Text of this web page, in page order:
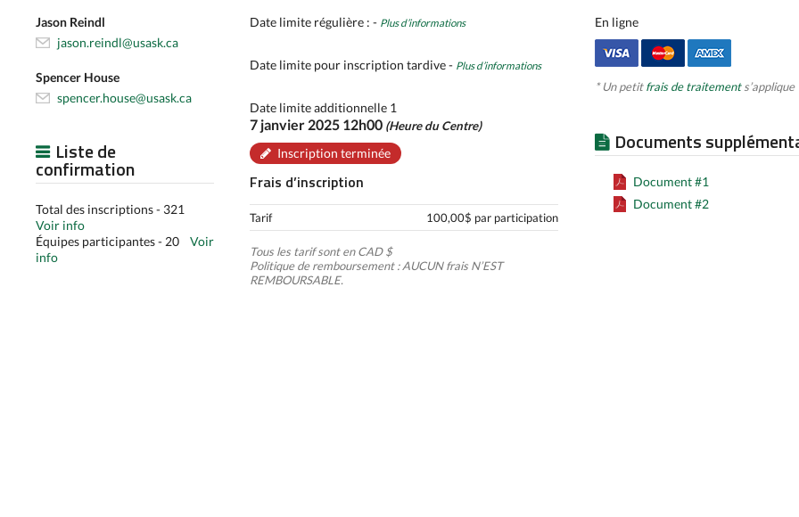
Date limite régulière : - Plus d’informations
Date limite pour inscription tardive - Plus d’informations
Date limite additionnelle 1
7 janvier 2025 12h00 (Heure du Centre)
Inscription terminée
Frais d’inscription
Tarif 100,00$ par participation
Tous les tarif sont en CAD $
Politique de remboursement : AUCUN frais N’EST
REMBOURSABLE.
En ligne
* Un petitfrais de traitements’applique
Documents
Document #1
Document #2
Jason Reindl
jason.reindl@usask.ca
Spencer House
spencer.house@usask.ca
Liste de
confirmation
Total des inscriptions - 321
Voir info
Équipes participantes - 20 Voir
info